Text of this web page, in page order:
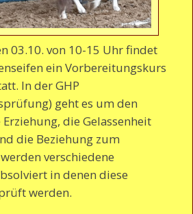
03.10. von 10-15 Uhr findet
ein Vorbereitungskurs
In der GHP
geht es um den
die Gelassenheit
die Beziehung zum
verschiedene
in denen diese
werden.